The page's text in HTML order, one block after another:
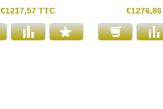
€1217,57 TTC